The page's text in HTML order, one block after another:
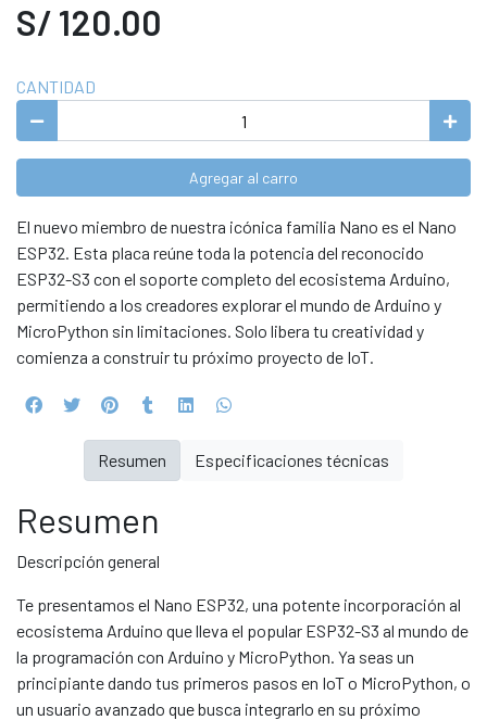
S/ 120.00
CANTIDAD
Agregar al carro
El nuevo miembro de nuestra icónica familia Nano es el Nano
ESP32. Esta placa reúne toda la potencia del reconocido
ESP32-S3 con el soporte completo del ecosistema Arduino,
permitiendo a los creadores explorar el mundo de Arduino y
MicroPython sin limitaciones. Solo libera tu creatividad y
comienza a construir tu próximo proyecto de IoT.
Resumen
Descripción general
Te presentamos el Nano ESP32, una potente incorporación al
ecosistema Arduino que lleva el popular ESP32-S3 al mundo de
la programación con Arduino y MicroPython. Ya seas un
principiante dando tus primeros pasos en IoT o MicroPython, o
un usuario avanzado que busca integrarlo en su próximo
Resumen Especificaciones técnicas